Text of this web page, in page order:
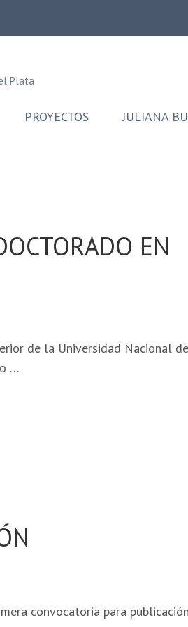
Plata
PROYECTOS JULIANA
EN
de la Universidad Nacional de
…
convocatoria para publicación